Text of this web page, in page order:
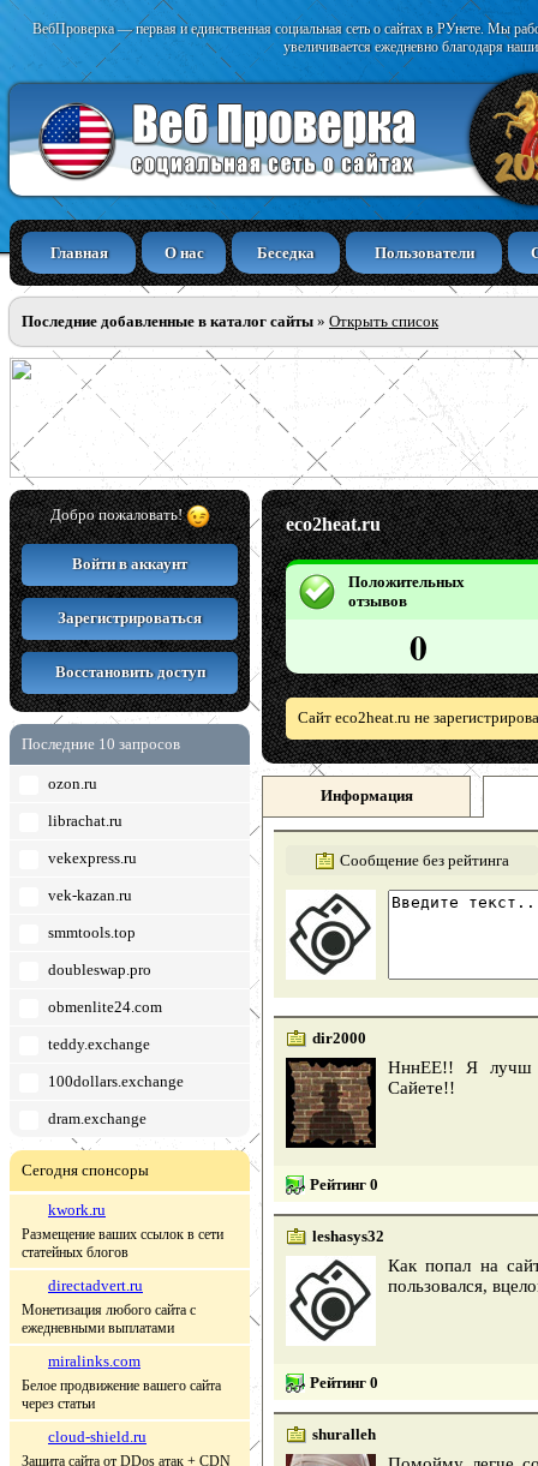
ВебПроверка — первая и единственная социальная сеть о сайтах в РУнете. Мы
увеличивается ежедневно благодаря
Главная О нас Беседка Пользователи
Последние добавленные в каталог сайты » Открыть список
Добро пожаловать!
Войти в аккаунт
Зарегистрироваться
Восстановить доступ
Последние 10 запросов
ozon.ru
librachat.ru
vekexpress.ru
vek-kazan.ru
smmtools.top
doubleswap.pro
obmenlite24.com
teddy.exchange
100dollars.exchange
dram.exchange
Сегодня спонсоры
kwork.ru
Размещение ваших ссылок в сети
статейных блогов
directadvert.ru
Монетизация любого сайта с
ежедневными выплатами
miralinks.com
Белое продвижение вашего сайта
через статьи
cloud-shield.ru
Защита сайта от DDos атак + CDN
eco2heat.ru
Положительных
отзывов
0
Сайт eco2heat.ru не
Информация
Сообщение без рейтинга
dir2000
НннЕЕ!! Я лучш
Сайете!!
Рейтинг 0
leshasys32
Как попал на
пользовался,
Рейтинг 0
shuralleh